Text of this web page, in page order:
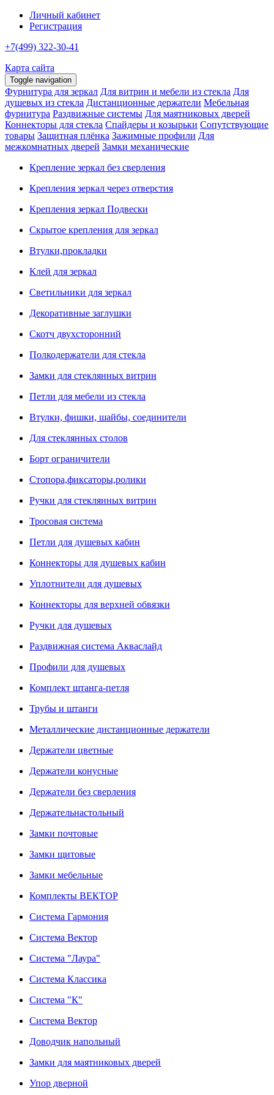
Личный кабинет
Регистрация
+7(499) 322-30-41
Карта сайта
Toggle navigation
Фурнитура для зеркал Для витрин и мебели из стекла Для
душевых из стекла Дистанционные держатели Мебельная
фурнитура Раздвижные системы Для маятниковых дверей
Коннекторы для стекла Спайдеры и козырьки Сопутствующие
товары Защитная плёнка Зажимные профили Для
межкомнатных дверей Замки механические
Крепление зеркал без сверления
Крепления зеркал через отверстия
Крепления зеркал Подвески
Скрытое крепления для зеркал
Втулки,прокладки
Клей для зеркал
Светильники для зеркал
Декоративные заглушки
Скотч двухсторонний
Полкодержатели для стекла
Замки для стеклянных витрин
Петли для мебели из стекла
Втулки, фишки, шайбы, соединители
Для стеклянных столов
Борт ограничители
Стопора,фиксаторы,ролики
Ручки для стеклянных витрин
Тросовая система
Петли для душевых кабин
Коннекторы для душевых кабин
Уплотнители для душевых
Коннекторы для верхней обвязки
Ручки для душевых
Раздвижная система Акваслайд
Профили для душевых
Комплект штанга-петля
Трубы и штанги
Металлические дистанционные держатели
Держатели цветные
Держатели конусные
Держатели без сверления
Держательнастольный
Замки почтовые
Замки щитовые
Замки мебельные
Комплекты ВЕКТОР
Система Гармония
Система Вектор
Система "Лаура"
Система Классика
Система "К"
Система Вектор
Доводчик напольный
Замки для маятниковых дверей
Упор дверной